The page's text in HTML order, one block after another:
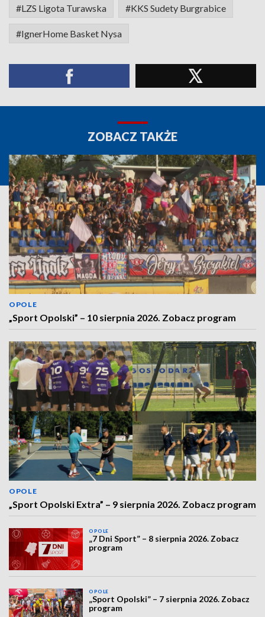
#LZS Ligota Turawska #KKS Sudety Burgrabice
#IgnerHome Basket Nysa
ZOBACZ TAKŻE
OPOLE
„Sport Opolski” – 10 sierpnia 2026. Zobacz program
OPOLE
„Sport Opolski Extra” – 9 sierpnia 2026. Zobacz program
OPOLE
„7 Dni Sport” – 8 sierpnia 2026. Zobacz
program
OPOLE
„Sport Opolski” – 7 sierpnia 2026. Zobacz
program